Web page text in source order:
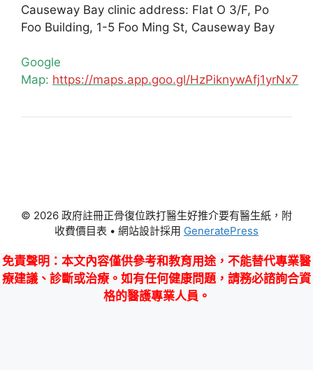
Causeway Bay clinic address: Flat O 3/F, Po
Foo Building, 1-5 Foo Ming St, Causeway Bay
Google
Map: https://maps.app.goo.gl/HzPiknywAfj1yrNx7
© 2026 政府註冊正骨復位跌打醫生好推介要有醫生紙，附
收費價目表 • 網站設計採用 GeneratePress
免責聲明 ：本文內容僅供參考和教育用途，不能替代專業醫
療建議、診斷或治療。如有任何健康問題，請務必諮詢合資
格的醫護專業人員。